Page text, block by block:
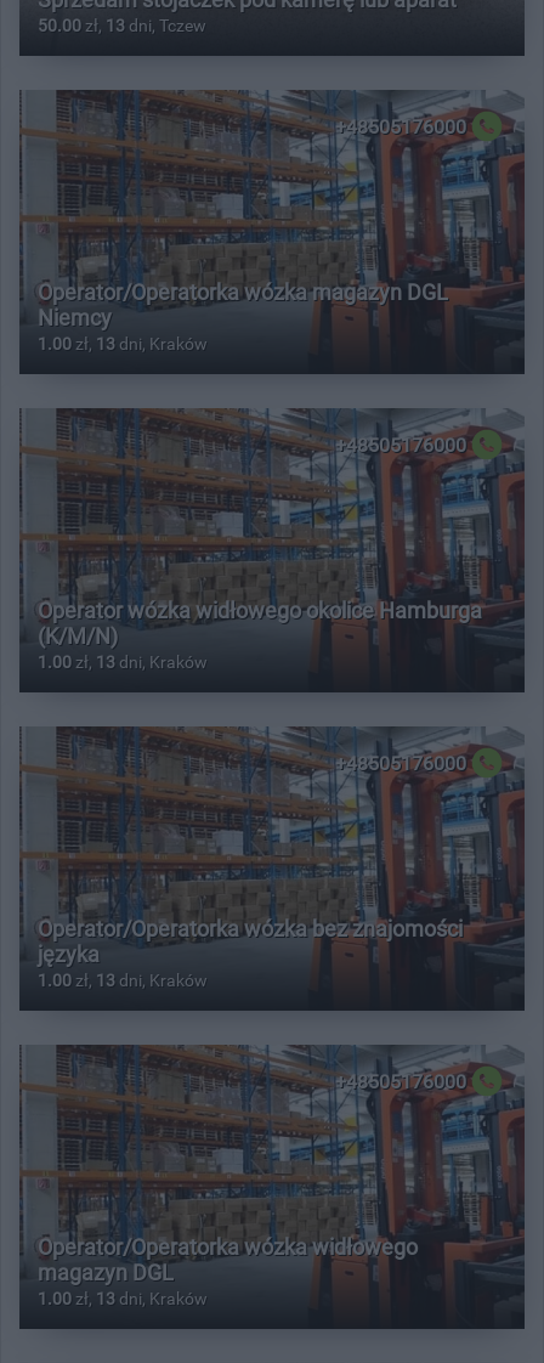
50.00 zł, 13 dni, Tczew
+48505176000
Operator/Operatorka wózka magazyn DGL
Niemcy
1.00 zł, 13 dni, Kraków
+48505176000
Operator wózka widłowego okolice Hamburga
(K/M/N)
1.00 zł, 13 dni, Kraków
+48505176000
Operator/Operatorka wózka bez znajomości
języka
1.00 zł, 13 dni, Kraków
+48505176000
Operator/Operatorka wózka widłowego
magazyn DGL
1.00 zł, 13 dni, Kraków